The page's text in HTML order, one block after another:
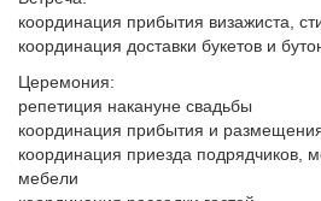
координация прибытия визажиста,
координация доставки букетов и
Церемония:
репетиция накануне свадьбы
координация прибытия и
координация приезда подрядчиков,
мебели